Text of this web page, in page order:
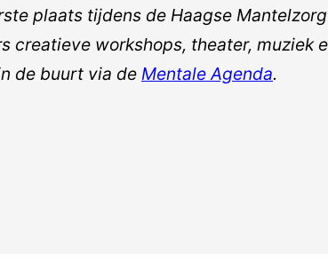
plaats tijdens de Haagse
creatieve workshops, theater, muziek
de buurt via de Mentale Agenda.